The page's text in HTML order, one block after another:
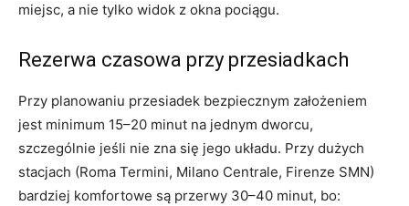
miejsc, a nie tylko widok z okna pociągu.
Rezerwa czasowa przy przesiadkach
Przy planowaniu przesiadek bezpiecznym założeniem
jest minimum 15–20 minut na jednym dworcu,
szczególnie jeśli nie zna się jego układu. Przy dużych
stacjach (Roma Termini, Milano Centrale, Firenze SMN)
bardziej komfortowe są przerwy 30–40 minut, bo: